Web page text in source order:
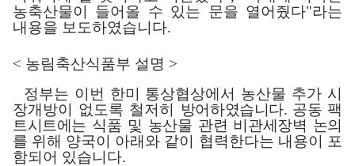
농축산물이 들어올 수 있는 문을 열어줬다"라는
내용을 보도하였습니다.
< 농림축산식품부 설명 >
정부는 이번 한미 통상협상에서 농산물 추가 시
장개방이 없도록 철저히
방어하였습니다. 공동 팩
트시트에는 식품 및 농산물 관련 비관세장벽 논의
를 위해 양국이 아래와 같이 협력한다는 내용이 포
함되어 있습니다.